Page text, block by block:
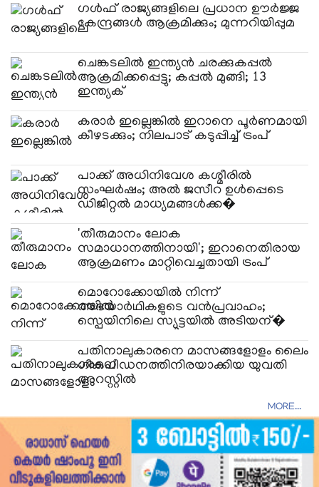
​ഗൾഫ് രാജ്യങ്ങളിലെ പ്രധാന ഊർജ്ജ
കേന്ദ്രങ്ങൾ ആക്രമിക്കും; മുന്നറിയിപ്പുമ
ചെങ്കടലിൽ ഇന്ത്യൻ ചരക്കുകപ്പൽ
ആക്രമിക്കപ്പെട്ടു; കപ്പൽ മുങ്ങി; 13
ഇന്ത്യക്
കരാ‍ർ ഇല്ലെങ്കിൽ ഇറാനെ പൂർണമായി
കീഴടക്കും; നിലപാട് കടുപ്പിച്ച് ട്രംപ്
പാക്ക് അധിനിവേശ കശ്മീരിൽ
സംഘർഷം; അൽ ജസീറ ഉൾപ്പെടെ
ഡിജിറ്റൽ മാധ്യമങ്ങൾക്ക�
'തീരുമാനം ലോക
സമാധാനത്തിനായി'; ഇറാനെതിരായ
ആക്രമണം മാറ്റിവെച്ചതായി ട്രംപ്
മൊറോക്കോയിൽ നിന്ന്
അഭയാർഥികളുടെ വൻപ്രവാഹം;
സ്പെയിനിലെ സ്യൂട്ടയിൽ അടിയന്�
പതിനാലുകാരനെ മാസങ്ങളോളം ലൈം​
ഗികപീഡനത്തിനിരയാക്കിയ യുവതി
അറസ്റ്റിൽ
MORE...